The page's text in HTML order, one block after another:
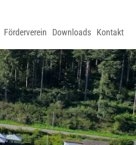
Förderverein Downloads Kontakt